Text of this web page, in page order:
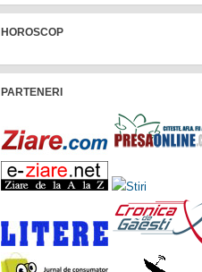
HOROSCOP
PARTENERI